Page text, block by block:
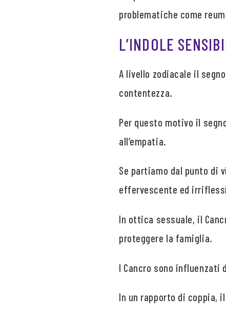
problematiche come
L’INDOLE
A livello zodiacale il
contentezza.
Per questo motivo il
all’empatia.
Se partiamo dal punto di
effervescente ed
In ottica sessuale, il
proteggere la famiglia.
I Cancro sono influenzati
In un rapporto di coppia,